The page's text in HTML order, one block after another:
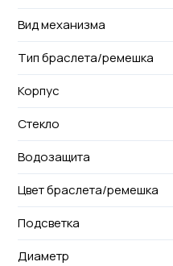
Вид механизма
Тип браслета/ремешка
Корпус
Стекло
Водозащита
Цвет браслета/ремешка
Подсветка
Диаметр